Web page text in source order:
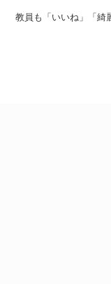
教員も「いいね」「綺